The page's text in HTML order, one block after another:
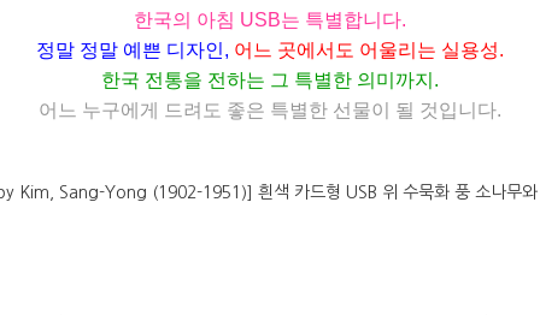
한국의 아침 USB는 특별합니다.
정말 정말 예쁜 디자인, 어느 곳에서도 어울리는 실용성.
한국 전통을 전하는 그 특별한 의미까지 .
어느 누구에게 드려도 좋은 특별한 선물이 될 것입니다.